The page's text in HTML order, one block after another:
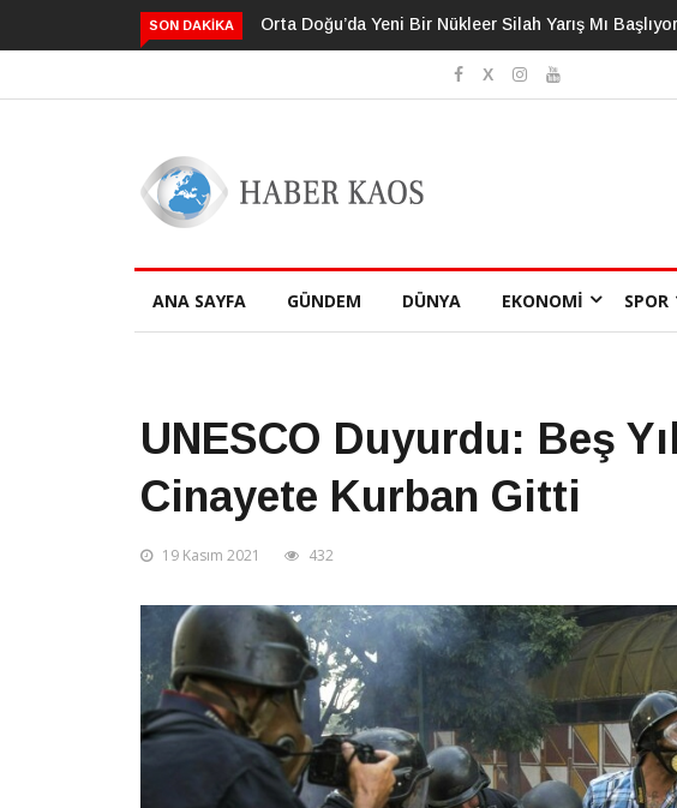
SON DAKIKA Neden Bildiğimizden Daha Fazlasını Bildiğimizi
ANA SAYFA GÜNDEM DÜNYA EKONOMI SPOR
UNESCO Duyurdu: Beş
Cinayete Kurban Gitti
19 Kasım 2021 432